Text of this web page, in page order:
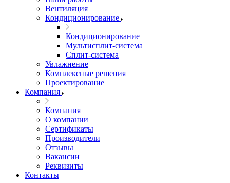
Вентиляция
Кондиционирование
Кондиционирование
Мультисплит-система
Сплит-система
Увлажнение
Комплексные решения
Проектирование
Компания
Компания
О компании
Сертификаты
Производители
Отзывы
Вакансии
Реквизиты
Контакты